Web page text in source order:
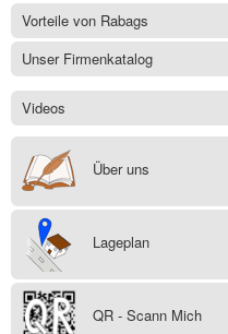
Vorteile von Rabags
Unser Firmenkatalog
Videos
Über uns
Lageplan
QR - Scann Mich